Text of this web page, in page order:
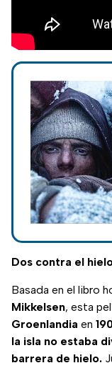
Dos contra el
Basada en el libro
Mikkelsen, esta
Groenlandia en
la isla no estaba
barrera de hielo.